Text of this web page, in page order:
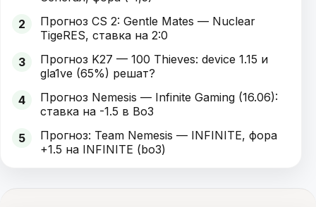
2
Прогноз CS 2: Gentle Mates — Nuclear
TigeRES, ставка на 2:0
3
Прогноз K27 — 100 Thieves: device 1.15 и
gla1ve (65%) решат?
4
Прогноз Nemesis — Infinite Gaming (16.06):
ставка на -1.5 в Bo3
5
Прогноз: Team Nemesis — INFINITE, фора
+1.5 на INFINITE (bo3)